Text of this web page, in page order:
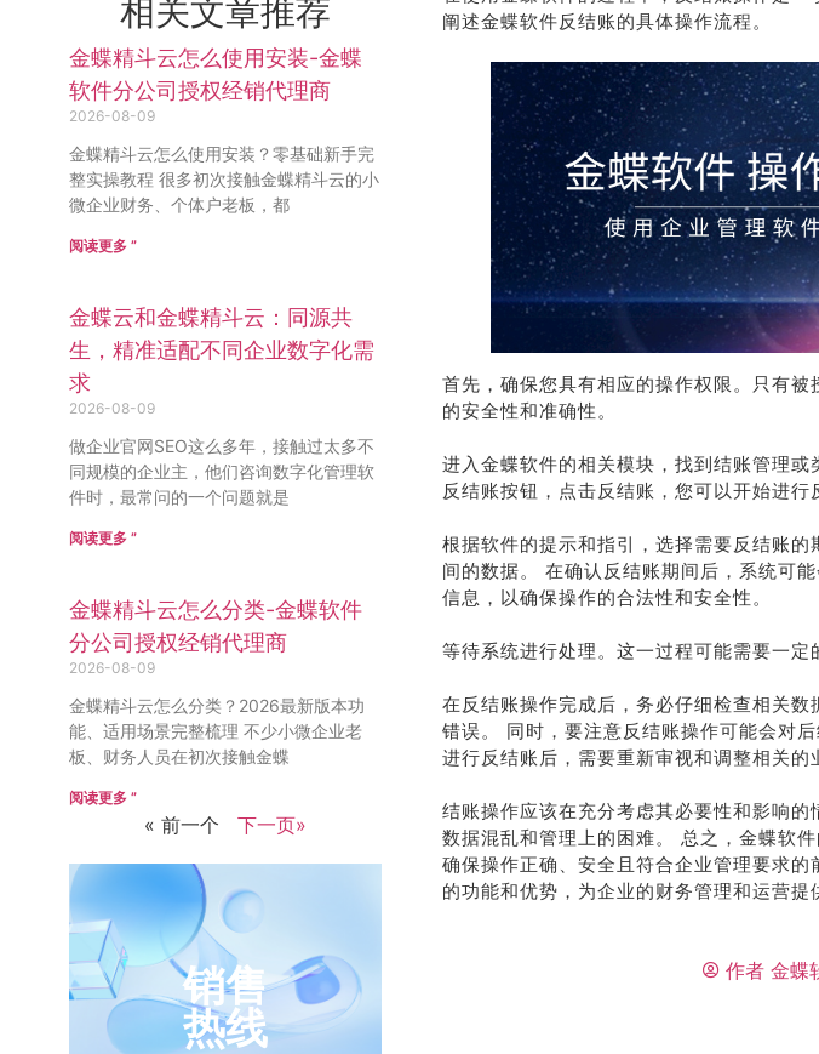
相关文章推荐
金蝶精斗云怎么使用安装-金蝶
软件分公司授权经销代理商
2026-08-09
金蝶精斗云怎么使用安装？零基础新手完
整实操教程 很多初次接触金蝶精斗云的小
微企业财务、个体户老板，都
阅读更多 ”
金蝶云和金蝶精斗云：同源共
生，精准适配不同企业数字化需
求
2026-08-09
做企业官网SEO这么多年，接触过太多不
同规模的企业主，他们咨询数字化管理软
件时，最常问的一个问题就是
阅读更多 ”
金蝶精斗云怎么分类-金蝶软件
分公司授权经销代理商
2026-08-09
金蝶精斗云怎么分类？2026最新版本功
能、适用场景完整梳理 不少小微企业老
板、财务人员在初次接触金蝶
阅读更多 ”
« 前一个 下一页»
销售
热线
阐述金蝶软件反结账的具体操作流程。
首先，确保您具有相应的操作权限。只有
的安全性和准确性。
进入金蝶软件的相关模块，找到结账管理
反结账按钮，点击反结账，您可以开始进行
根据软件的提示和指引，选择需要反结账
间的数据。 在确认反结账期间后，系统可
信息，以确保操作的合法性和安全性。
等待系统进行处理。这一过程可能需要一定
在反结账操作完成后，务必仔细检查相关
错误。 同时，要注意反结账操作可能会对
进行反结账后，需要重新审视和调整相关的
结账操作应该在充分考虑其必要性和影响
数据混乱和管理上的困难。 总之，金蝶软
确保操作正确、安全且符合企业管理要求
的功能和优势，为企业的财务管理和运营提
作者金蝶